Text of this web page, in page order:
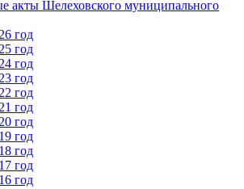
акты Шелеховского муниципального
год
год
год
год
год
год
год
год
год
год
год